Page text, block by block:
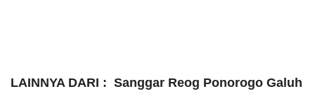
LAINNYA DARI : Sanggar Reog Ponorogo Galuh